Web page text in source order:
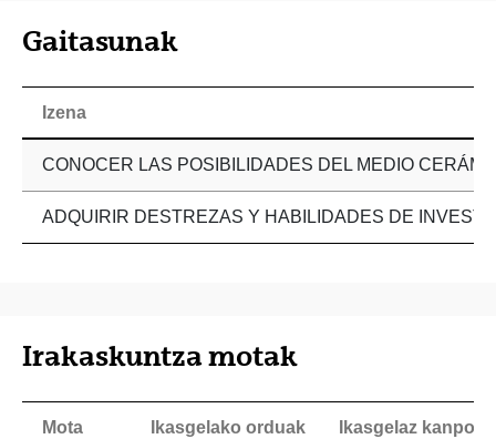
Gaitasunak
Izena
CONOCER LAS POSIBILIDADES DEL MEDIO
ADQUIRIR DESTREZAS Y HABILIDADES DE
Irakaskuntza motak
Mota Ikasgelako orduak Ikasgelaz